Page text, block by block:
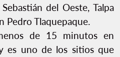
del Oeste, Talpa
Pedro Tlaquepaque.
de 15 minutos en
es uno de los sitios que